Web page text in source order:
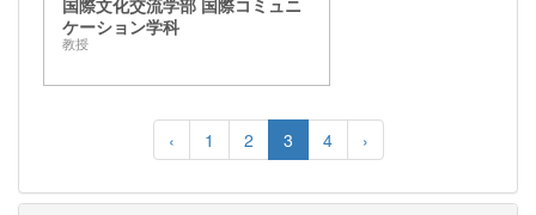
国際文化交流学部 国際コミュニ
ケーション学科
教授
‹ 1 2 3 4 ›